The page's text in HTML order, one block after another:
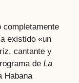
completamente
existido «un
cantante y
de La
Habana